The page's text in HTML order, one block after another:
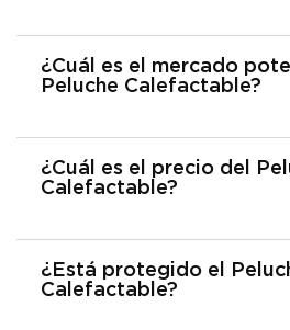
¿Cuál es el mercado
Peluche Calefactable?
¿Cuál es el precio del
Calefactable?
¿Está protegido el
Calefactable?